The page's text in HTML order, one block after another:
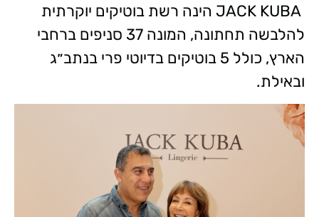
JACK KUBA הינה רשת בוטיקים יוקרתית
להלבשה תחתונה, המונה 37 סניפים ברחבי
הארץ, כולל 5 בוטיקים בדיוטי פרי בנתב״ג
ובאילת.